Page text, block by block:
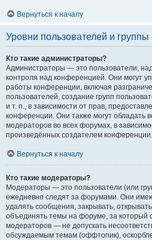
Вернуться к началу
Уровни пользователей и группы
Кто такие администраторы?
Администраторы — это пользователи,
контроля над конференцией. Они могут
работы конференции, включая
пользователей, создание групп
и т. п., в зависимости от прав,
конференции. Они также могут обладать
модераторов во всех форумах, в
произведённых создателем конференции.
Вернуться к началу
Кто такие модераторы?
Модераторы — это пользователи (или
ежедневно следят за форумами. Они
удалять сообщения, закрывать,
объединять темы на форуме, за который
модераторов — не допускать
обсуждаемым темам (оффтопик),